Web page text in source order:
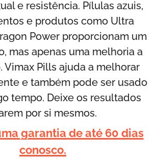
e resistência. Pílulas azuis,
e produtos como Ultra
Power proporcionam um
mas apenas uma melhoria a
Vimax Pills ajuda a melhorar
e também pode ser usado
tempo. Deixe os resultados
por si mesmos.
garantia de até 60 dias
conosco.